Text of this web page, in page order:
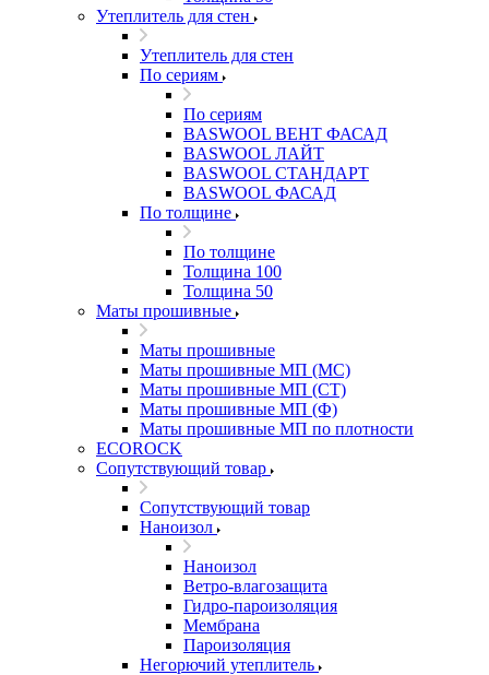
Утеплитель для стен
Утеплитель для стен
По сериям
По сериям
BASWOOL ВЕНТ ФАСАД
BASWOOL ЛАЙТ
BASWOOL СТАНДАРТ
BASWOOL ФАСАД
По толщине
По толщине
Толщина 100
Толщина 50
Маты прошивные
Маты прошивные
Маты прошивные МП (МС)
Маты прошивные МП (СТ)
Маты прошивные МП (Ф)
Маты прошивные МП по плотности
ECOROCK
Сопутствующий товар
Сопутствующий товар
Наноизол
Наноизол
Ветро-влагозащита
Гидро-пароизоляция
Мембрана
Пароизоляция
Негорючий утеплитель